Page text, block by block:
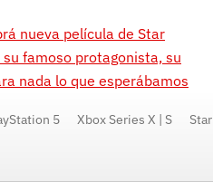
nueva película de Star
famoso protagonista, su
nada lo que esperábamos
5 Xbox Series X | S